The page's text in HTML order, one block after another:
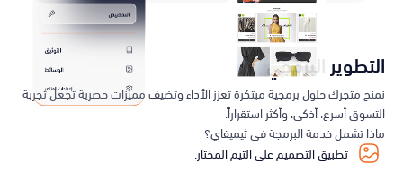
التطوير البرمجي
نمنح متجرك حلول برمجية مبتكرة تعزز الأداء وتضيف مميزات حصرية تجعل تجربة
التسوق أسرع، أذكى، وأكثر استقراراً.
ماذا تشمل خدمة البرمجة في ثيميفاي؟
تطبيق التصميم على الثيم المختار.